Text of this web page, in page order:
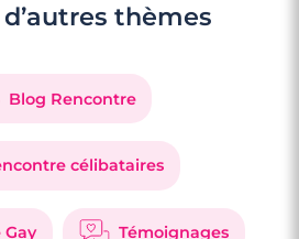
thèmes
Blog Rencontre
célibataires
Gay Témoignages